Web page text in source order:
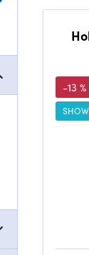
-13 %